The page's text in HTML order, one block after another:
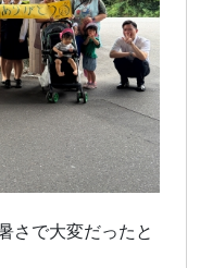
さで大変だったと